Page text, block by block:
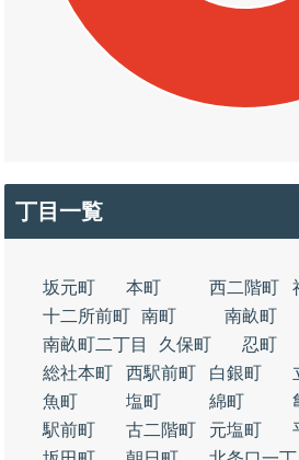
丁目一覧
坂元町 本町 西二階町
十二所前町 南町 南畝町
南畝町二丁目
久保町 忍町
総社本町
西駅前町 白銀町
魚町
塩町 綿町
駅前町
古二階町 元塩町